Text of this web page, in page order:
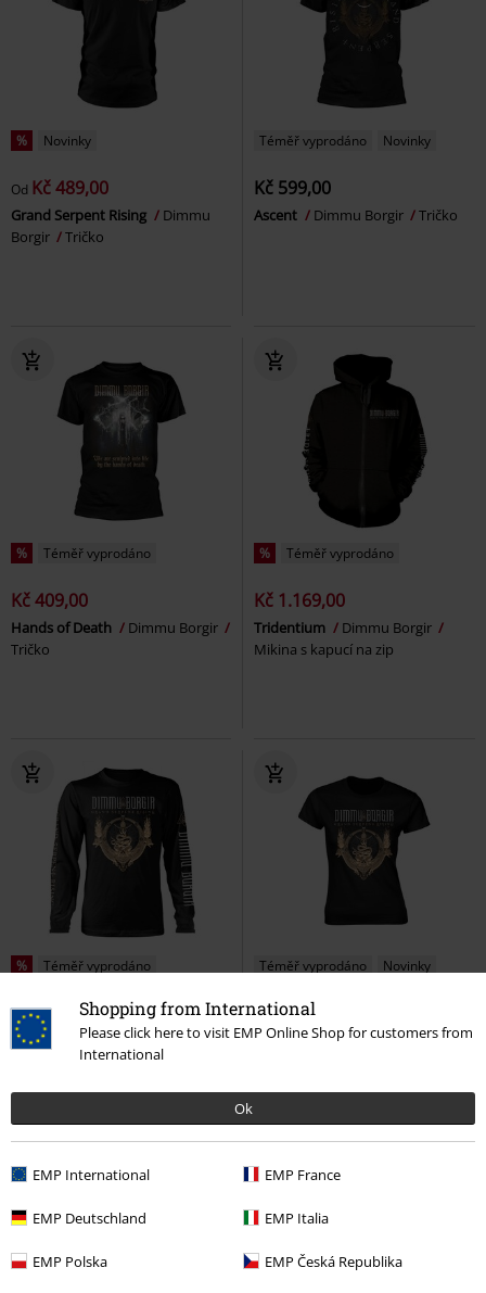
Shopping from International
Please click here to visit EMP Online Shop for customers from
International
Ok
EMP International EMP France
EMP Deutschland EMP Italia
EMP Polska EMP Česká Republika
% Novinky
Od Kč 489,00
Grand Serpent Rising
Dimmu
Borgir
Tričko
Téměř vyprodáno Novinky
Kč 599,00
Ascent Dimmu Borgir Tričko
% Téměř vyprodáno
Kč 409,00
Hands of Death
Dimmu Borgir
Tričko
% Téměř vyprodáno
Kč 1.169,00
Tridentium
Dimmu Borgir
Mikina s kapucí na zip
% Téměř vyprodáno
Kč 759,00
Grand Serpent Rising
Dimmu
Tričko s dlouhým
Téměř vyprodáno Novinky
Kč 599,00
Grand Serpent Rising
Dimmu